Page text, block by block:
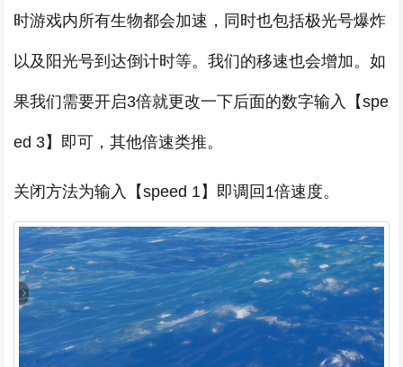
时游戏内所有生物都会加速，同时也包括极光号爆炸
以及阳光号到达倒计时等。我们的移速也会增加。如
果我们需要开启3倍就更改一下后面的数字输入【spe
ed 3】即可，其他倍速类推。
关闭方法为输入【speed 1】即调回1倍速度。